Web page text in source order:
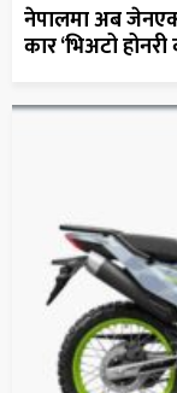
नेपालमा अब
कार ‘भिअटो